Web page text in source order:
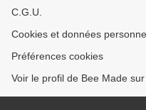
C.G.U.
Cookies et données
Préférences cookies
Voir le profil de Bee Made